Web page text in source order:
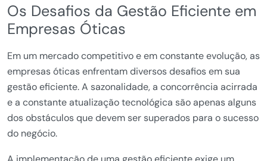
Os Desafios da Gestão Eficiente em
Empresas Óticas
Em um mercado competitivo e em constante evolução, as
empresas óticas enfrentam diversos desafios em sua
gestão eficiente. A sazonalidade, a concorrência acirrada
e a constante atualização tecnológica são apenas alguns
dos obstáculos que devem ser superados para o sucesso
do negócio.